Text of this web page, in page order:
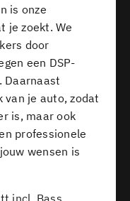
is onze
je zoekt. We
door
een DSP-
Daarnaast
je auto, zodat
is, maar ook
professionele
wensen is